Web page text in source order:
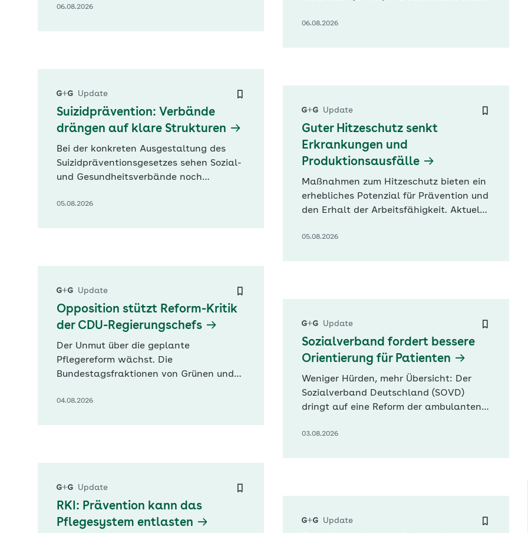
Fördergeldes zur Klimaanpassung in den
06.08.2026
Deutsche Herzstiftung und
Vorstandsmitglied…
06.08.2026
Update
Suizidprävention: Verbände
drängen auf klare Strukturen
Bei der konkreten Ausgestaltung des
Suizidpräventionsgesetzes sehen Sozial-
und Gesundheitsverbände noch
Spitzenverband (GKV-SV) warnt in
Weitere…
05.08.2026
Update
Guter Hitzeschutz senkt
Erkrankungen und
Produktionsausfälle
Maßnahmen zum Hitzeschutz bieten ein
erhebliches Potenzial für Prävention und
den Erhalt der Arbeitsfähigkeit. Aktuelle
erheblicher Teil der Beschäftigten durch
05.08.2026
Update
Opposition stützt Reform-Kritik
der CDU-Regierungschefs
Der Unmut über die geplante
Pflegereform wächst. Die
Bundestagsfraktionen von Grünen und
CDU-Ministerpräsidenten von Sachsen,
bei…
04.08.2026
Update
Sozialverband fordert bessere
Orientierung für Patienten
Weniger Hürden, mehr Übersicht: Der
Sozialverband Deutschland (SOVD)
dringt auf eine Reform der ambulanten
Primärversorgung, die Menschen
03.08.2026
Update
RKI: Prävention kann das
Pflegesystem entlasten
Update